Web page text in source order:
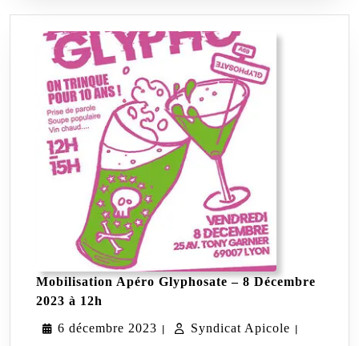
Mobilisation Apéro Glyphosate – 8 Décembre
2023 à 12h
Glyphosate
6 décembre 2023 6| Syndicat Apicole Syndicat
|